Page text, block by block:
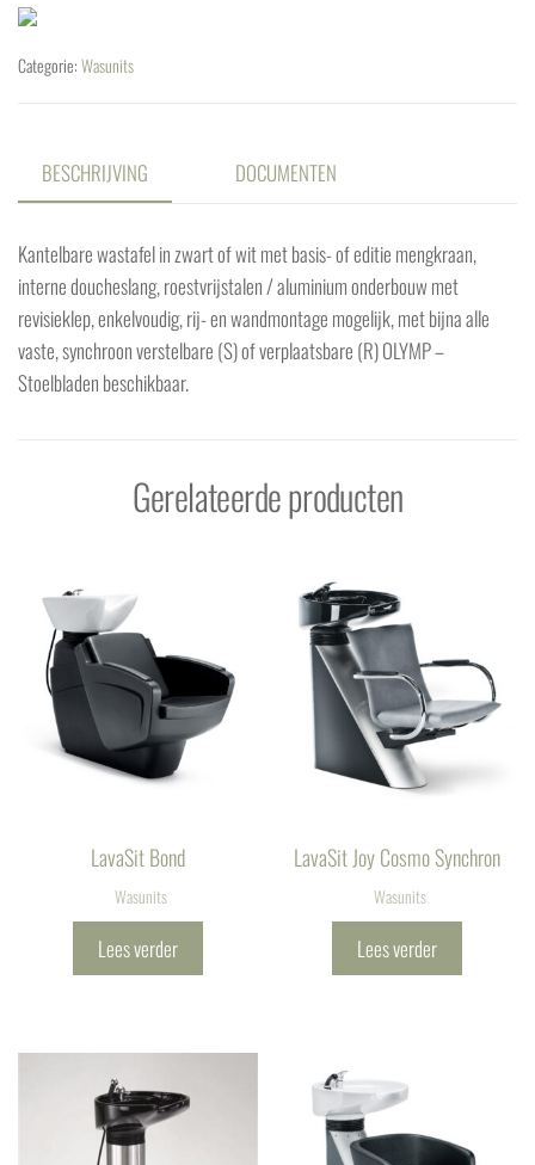
Categorie:Wasunits
BESCHRIJVING DOCUMENTEN
Kantelbare wastafel in zwart of wit met basis- of editie mengkraan,
interne doucheslang, roestvrijstalen / aluminium onderbouw met
revisieklep, enkelvoudig, rij- en wandmontage mogelijk, met bijna alle
vaste, synchroon verstelbare (S) of verplaatsbare (R) OLYMP –
Stoelbladen beschikbaar.
Gerelateerde producten
LavaSit Bond
Wasunits
Lees verder
LavaSit Joy Cosmo Synchron
Wasunits
Lees verder